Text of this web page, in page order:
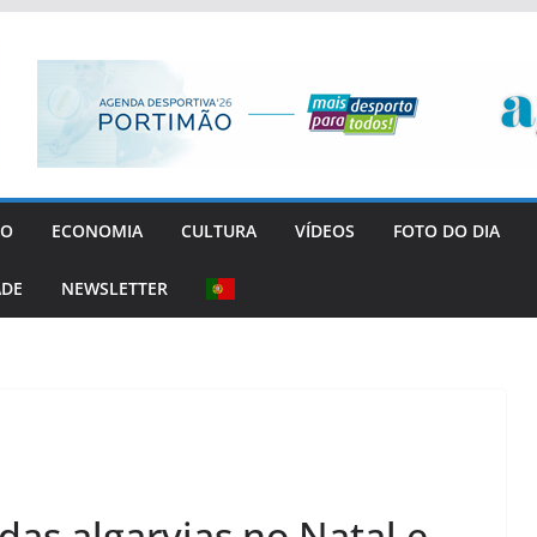
ECONOMIA CULTURA VÍDEOS FOTO DO DIA
NEWSLETTER